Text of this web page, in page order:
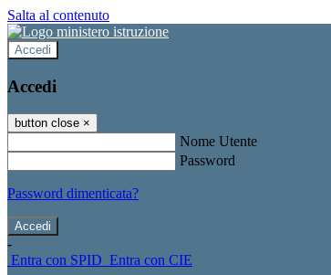
Salta al contenuto
Accedi
Accedi
button close ×
Nome Utente
Password
Password dimenticata?
-
Entra con SPID Entra con CIE